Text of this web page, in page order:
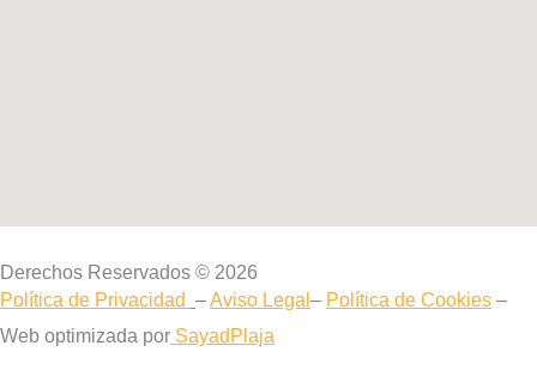
Derechos Reservados © 2026
Política de Privacidad –Aviso Legal– Política de Cookies –
Web optimizada por SayadPlaja